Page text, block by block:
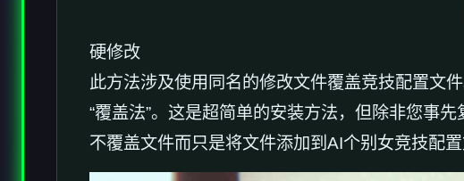
硬修改
此方法涉及使用同名的修改文件覆盖竞技配置文
“覆盖法”。这是超简单的安装方法，但除非您事
不覆盖文件而只是将文件添加到AI个别女竞技配